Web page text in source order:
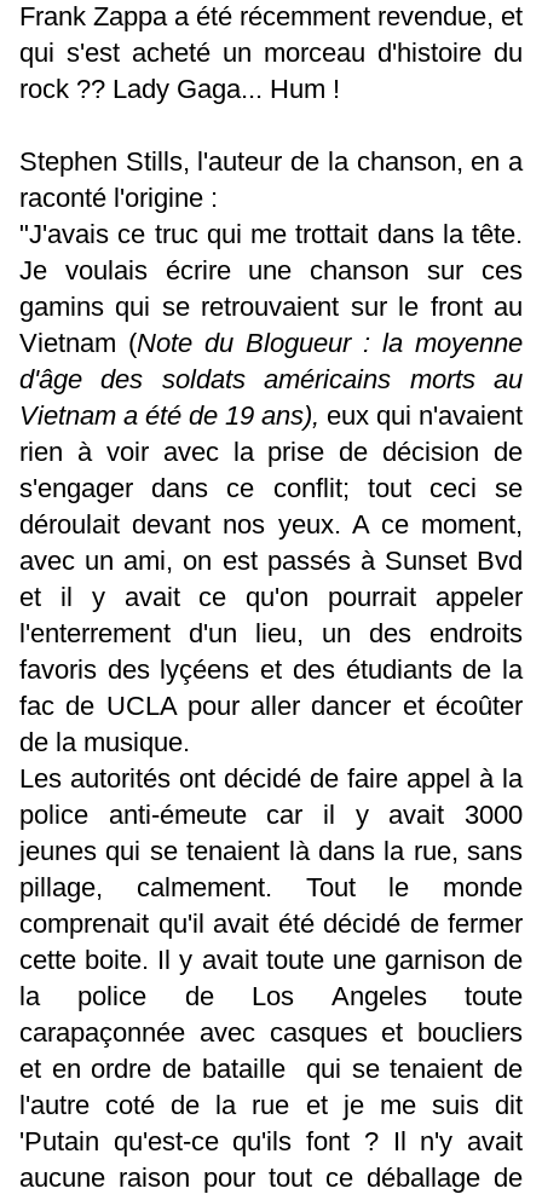
Frank Zappa a été récemment revendue, et
qui s'est acheté un morceau d'histoire du
rock ?? Lady Gaga... Hum !
Stephen Stills, l'auteur de la chanson, en a
raconté l'origine :
"J'avais ce truc qui me trottait dans la tête.
Je voulais écrire une chanson sur ces
gamins qui se retrouvaient sur le front au
Vietnam (Note du Blogueur : la moyenne
d'âge des soldats américains morts au
Vietnam a été de 19 ans), eux qui n'avaient
rien à voir avec la prise de décision de
s'engager dans ce conflit; tout ceci se
déroulait devant nos yeux. A ce moment,
avec un ami, on est passés à Sunset Bvd
et il y avait ce qu'on pourrait appeler
l'enterrement d'un lieu, un des endroits
favoris des lyçéens et des étudiants de la
fac de UCLA pour aller dancer et écoûter
de la musique.
Les autorités ont décidé de faire appel à la
police anti-émeute car il y avait 3000
jeunes qui se tenaient là dans la rue, sans
pillage, calmement. Tout le monde
comprenait qu'il avait été décidé de fermer
cette boite. Il y avait toute une garnison de
la police de Los Angeles toute
carapaçonnée avec casques et boucliers
et en ordre de bataille qui se tenaient de
l'autre coté de la rue et je me suis dit
'Putain qu'est-ce qu'ils font ? Il n'y avait
aucune raison pour tout ce déballage de